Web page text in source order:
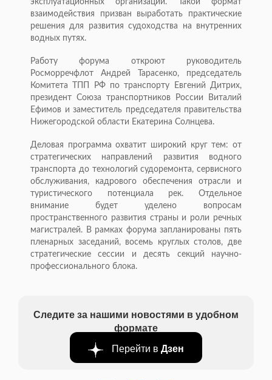
эксплуатационных организаций. Такой формат
взаимодействия призван выработать практические
решения для развития судоходства на внутренних
водных путях.
Работу форума откроют руководитель
Росморречфлот Андрей Тарасенко, председатель
Комитета ТПП РФ по транспорту Евгений Дитрих,
президент Союза транспортников России Виталий
Ефимов и заместитель председателя правительства
Нижегородской области Екатерина Солнцева.
Деловая программа охватит широкий круг тем: от
стратегических направлений развития водного
транспорта до технологий судоремонта, сервисного
обслуживания, кадрового обеспечения отрасли и
туристического потенциала рек. Отдельное
внимание будет уделено вопросам
пространственного развития страны и роли речных
магистралей. В рамках форума запланированы пять
пленарных заседаний, восемь круглых столов, две
стратегические сессии и десять секций научно-
профессионального блока.
Следите за нашими новостями в удобном
формате
Перейти в Дзен